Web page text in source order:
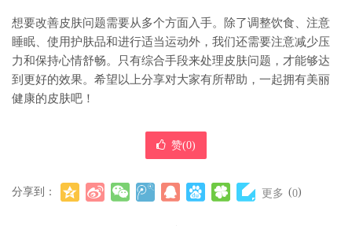
想要改善皮肤问题需要从多个方面入手。除了调整饮食、注意
睡眠、使用护肤品和进行适当运动外，我们还需要注意减少压
力和保持心情舒畅。只有综合手段来处理皮肤问题，才能够达
到更好的效果。希望以上分享对大家有所帮助，一起拥有美丽
健康的皮肤吧！
赞(0)
分享到： 更多 (0)